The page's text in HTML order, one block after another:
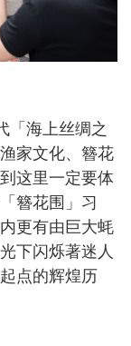
「海上丝绸之
家文化、簪花
这里一定要体
簪花围」习
更有由巨大蚝
下闪烁著迷人
点的辉煌历